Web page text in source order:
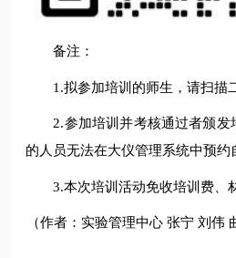
备注：
1.拟参加培训的师生，请扫描
2.参加培训并考核通过者颁发
的人员无法在大仪管理系统中预约
3.本次培训活动免收培训费、
（作者：实验管理中心 张宁 刘伟